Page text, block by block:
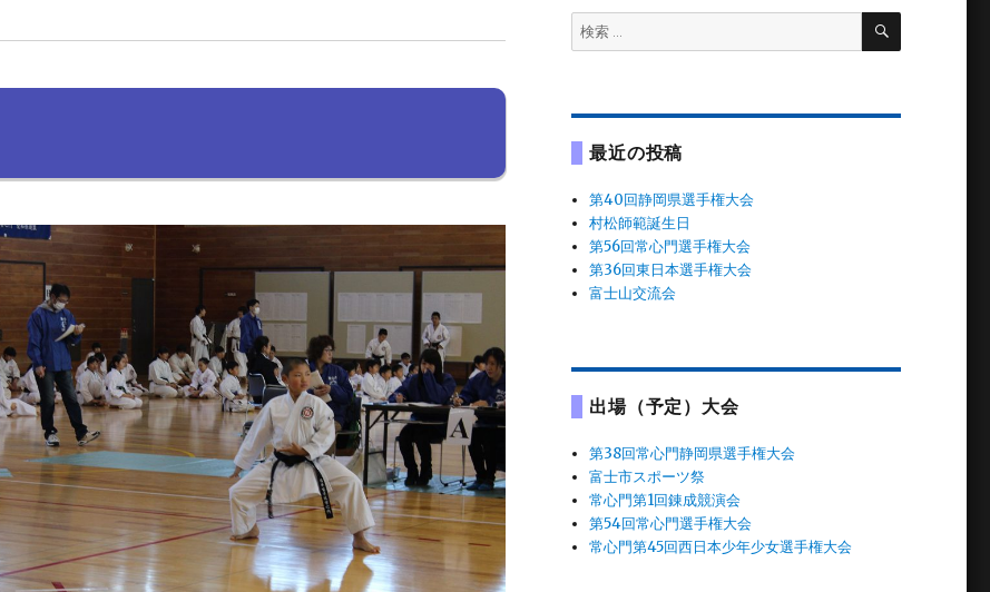
検
索:
検
最近の投稿
第40回静岡県選手権大会
村松師範誕生日
第56回常心門選手権大会
第36回東日本選手権大会
富士山交流会
出場（予定）大会
第38回常心門静岡県選手権大会
富士市スポーツ祭
常心門第1回錬成競演会
第54回常心門選手権大会
常心門第45回西日本少年少女選手権大会